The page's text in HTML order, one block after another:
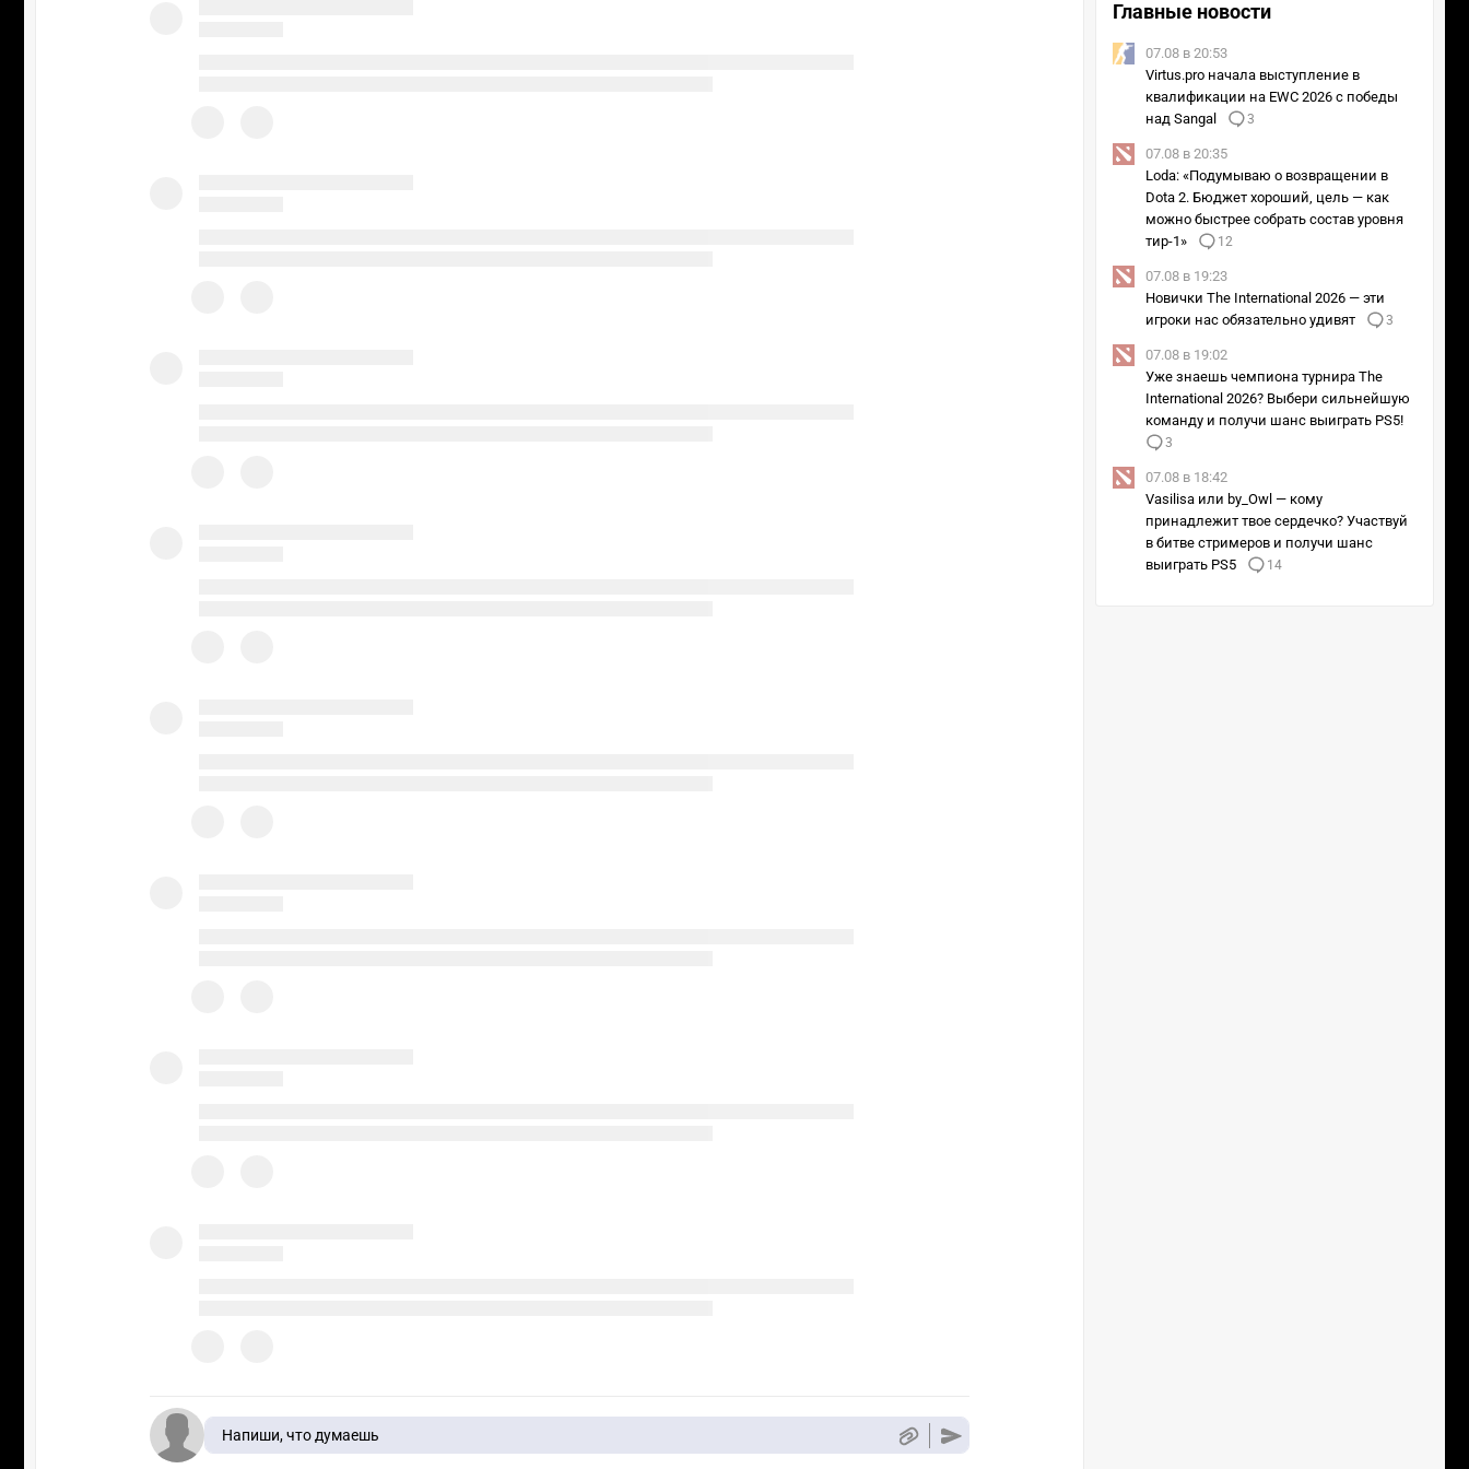
Главные новости
07.08 в 20:53
Virtus.pro начала выступление в
квалификации на EWC 2026 с победы
над Sangal
3
07.08 в 20:35
Loda: «Подумываю о возвращении в
Dota 2. Бюджет хороший, цель — как
можно быстрее собрать состав уровня
тир-1»
12
07.08 в 19:23
Новички The International 2026 — эти
игроки нас обязательно удивят
3
07.08 в 19:02
Уже знаешь чемпиона турнира The
International 2026? Выбери сильнейшую
команду и получи шанс выиграть PS5!
3
07.08 в 18:42
Vasilisa или by_Owl — кому
принадлежит твое сердечко? Участвуй
в битве стримеров и получи шанс
выиграть PS5
14
Напиши, что думаешь